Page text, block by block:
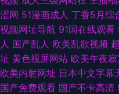
文六区aⅤ 东方aV一男一女 熟女
下载免费 欧美一区二区操逼网 91
产成人AV 少妇老司机福利 欧美成
涩网 51漫画成人 丁香5月综
视频网址导航 91国在线观看
人 国产乱人 欧美乱欲视频
址 黄色视屏网站 欧美午夜
欧美内射网址 日本中文字幕
国产免费观看 国产不卡高清